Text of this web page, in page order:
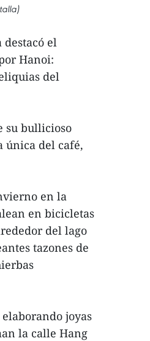
el
Hanoi:
del
su bullicioso
única del café,
en la
en bicicletas
del lago
tazones de
joyas
la calle Hang